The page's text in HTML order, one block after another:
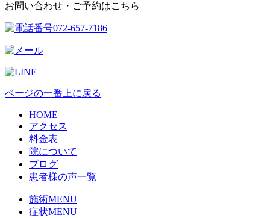
お問い合わせ・ご予約はこちら
ページの一番上に戻る
HOME
アクセス
料金表
院について
ブログ
患者様の声一覧
施術MENU
症状MENU